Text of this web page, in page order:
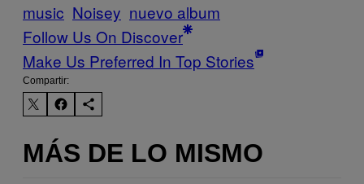
music Noisey nuevo album
Follow Us On Discover
Make Us Preferred In Top Stories
Compartir:
MÁS DE LO MISMO